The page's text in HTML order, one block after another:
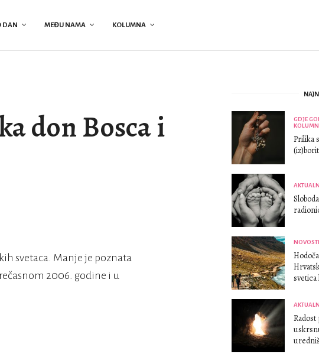
DAN MEĐU NAMA KOLUMNA
don Bosca i
svetaca. Manje je poznata
2006. godine i u
GDJE
Prilika
NOVOSTI